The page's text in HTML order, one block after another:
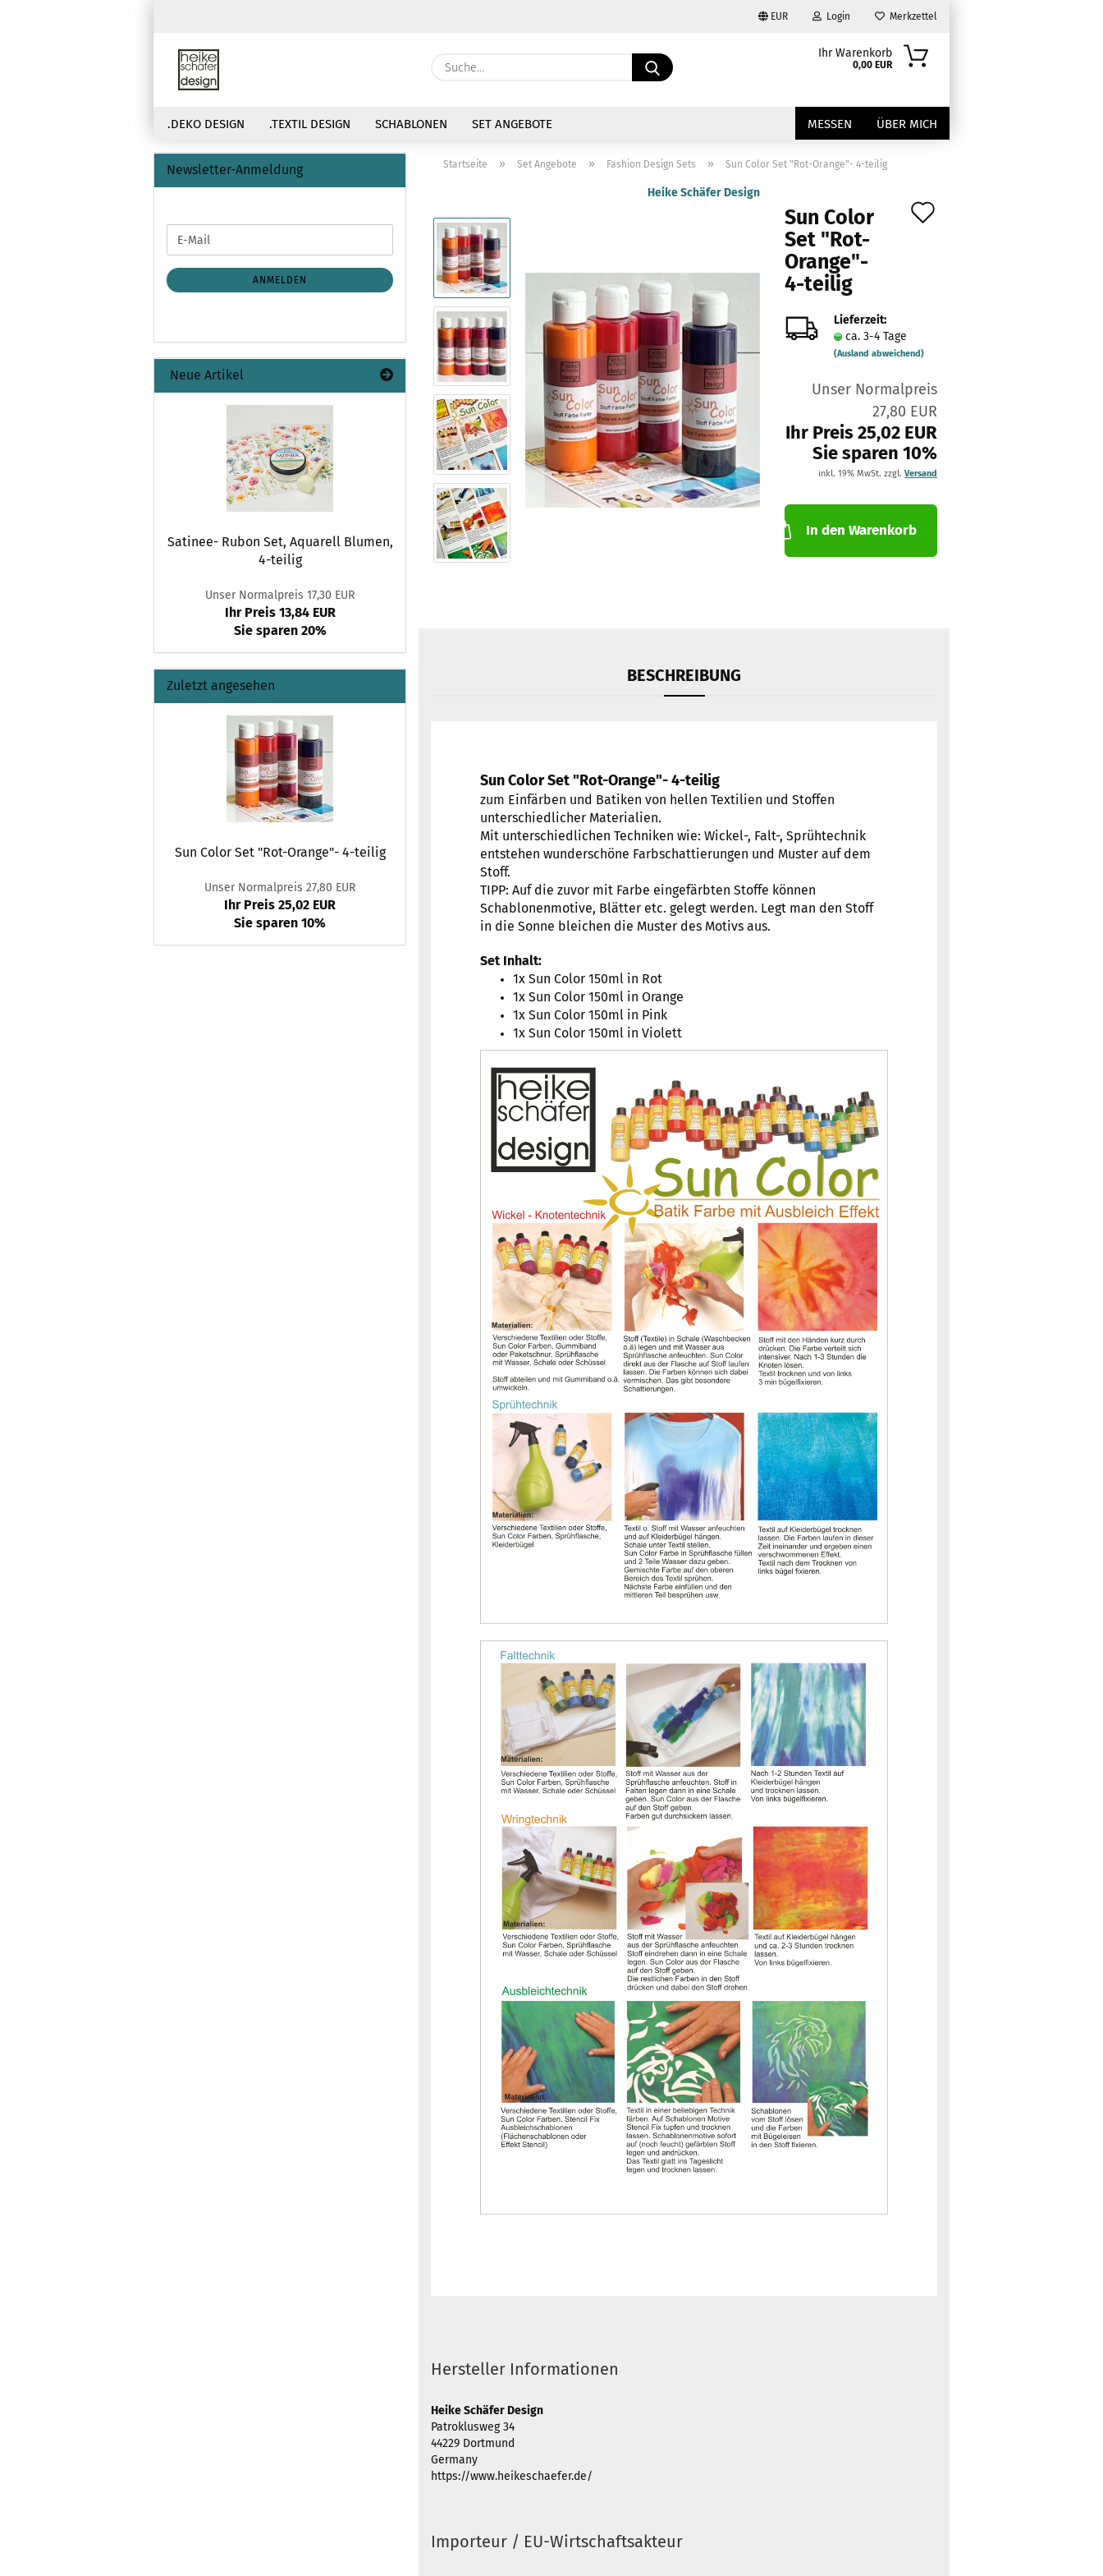
EUR
Währung auswählen
Login
Passwort vergessen?
Merkzettel
Suche...
Ihr Warenkorb
0,00 EUR
.DEKO DESIGN .TEXTIL DESIGN SCHABLONEN SET ANGEBOTE MESSEN ÜBER MICH
Startseite » Set Angebote » Fashion Design Sets » Sun Color Set "Rot-Orange"- 4-teilig
Heike Schäfer Design
Sun Color
Set "Rot-
Orange"-
4-teilig
Lieferzeit:
ca. 3-4 Tage
(Ausland abweichend)
Unser Normalpreis
27,80 EUR
Ihr Preis 25,02 EUR
Sie sparen 10%
inkl. 19% MwSt. zzgl. Versand
In den Warenkorb
BESCHREIBUNG
Sun Color Set "Rot-Orange"- 4-teilig
zum Einfärben und Batiken von hellen Textilien und Stoffen
unterschiedlicher Materialien.
Mit unterschiedlichen Techniken wie: Wickel-, Falt-, Sprühtechnik
entstehen wunderschöne Farbschattierungen und Muster auf dem
Stoff.
TIPP: Auf die zuvor mit Farbe eingefärbten Stoffe können
Schablonenmotive, Blätter etc. gelegt werden. Legt man den Stoff
in die Sonne bleichen die Muster des Motivs aus.
Set Inhalt:
1x Sun Color 150ml in Rot
1x Sun Color 150ml in Orange
1x Sun Color 150ml in Pink
1x Sun Color 150ml in Violett
Hersteller Informationen
Heike Schäfer Design
Patroklusweg 34
44229 Dortmund
Germany
https://www.heikeschaefer.de/
Importeur / EU-Wirtschaftsakteur
Newsletter-Anmeldung
ZUR
ANMELDUNG
E-
Mail
ANMELDEN
Neue Artikel
Satinee- Rubon Set, Aquarell Blumen,
4-teilig
Unser Normalpreis 17,30 EUR
Ihr Preis 13,84 EUR
Sie sparen 20%
Zuletzt angesehen
Sun Color Set "Rot-Orange"- 4-teilig
Unser Normalpreis 27,80 EUR
Ihr Preis 25,02 EUR
Sie sparen 10%